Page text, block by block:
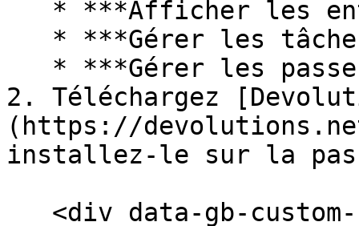
2. Téléchargez
(https://
installez-le sur la